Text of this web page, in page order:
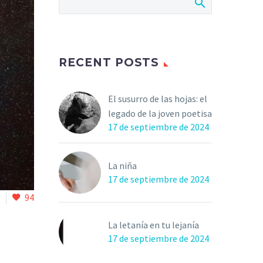
94
RECENT POSTS
El susurro de las hojas: el
legado de la joven poetisa
17 de septiembre de 2024
La niña
17 de septiembre de 2024
La letanía en tu lejanía
17 de septiembre de 2024